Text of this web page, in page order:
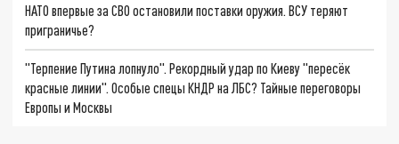
НАТО впервые за СВО остановили поставки оружия. ВСУ теряют
приграничье?
"Терпение Путина лопнуло". Рекордный удар по Киеву "пересёк
красные линии". Особые спецы КНДР на ЛБС? Тайные переговоры
Европы и Москвы